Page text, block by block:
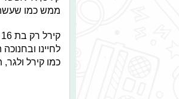
ממש כמו שעשה
לחיינו
כמו קירל